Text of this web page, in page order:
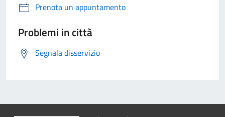
Prenota un appuntamento
Problemi in città
Segnala disservizio